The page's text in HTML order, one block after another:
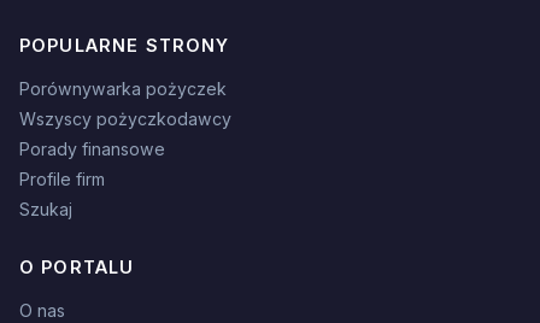
POPULARNE STRONY
Porównywarka pożyczek
Wszyscy pożyczkodawcy
Porady finansowe
Profile firm
Szukaj
O PORTALU
O nas